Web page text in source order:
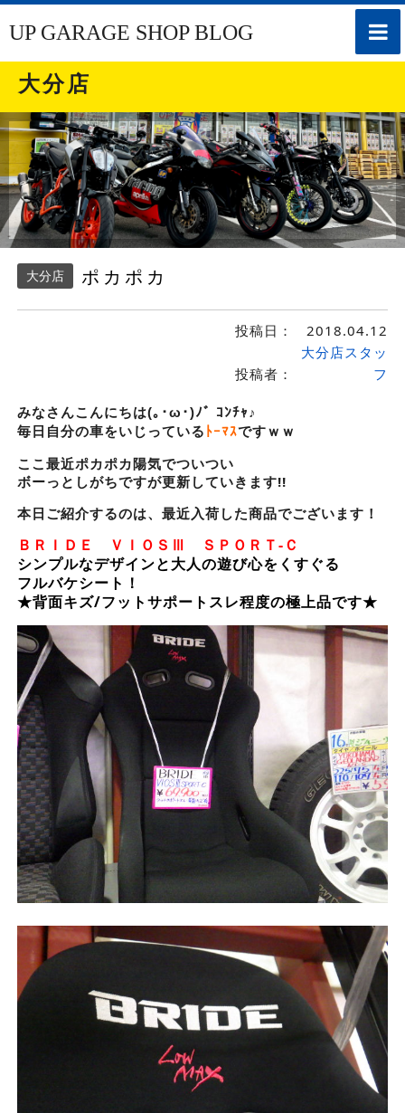
toggle
UP GARAGE SHOP BLOG
大分店
大分店 ポカポカ
投稿日： 2018.04.12
投稿者：
大分店スタッ
フ
みなさんこんにちは(｡･ω･)ﾉﾞ ｺﾝﾁｬ♪
毎日自分の車をいじっている ﾄｰﾏｽですｗｗ
ここ最近ポカポカ陽気でついつい
ボーっとしがちですが更新していきます!!
本日ご紹介するのは、最近入荷した商品でございます！
ＢＲＩＤＥ ＶＩＯＳⅢ ＳＰＯＲＴ-Ｃ
シンプルなデザインと大人の遊び心をくすぐる
フルバケシート！
★背面キズ/フットサポートスレ程度の極上品です★